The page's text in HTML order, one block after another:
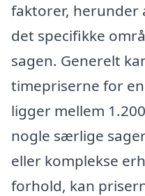
faktorer, herunder
det specifikke
sagen. Generelt
timepriserne for
ligger mellem
nogle særlige
eller komplekse
forhold, kan